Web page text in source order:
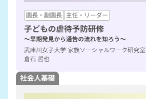
園長・副園長 主任・リーダー
子どもの虐待予防研修
～早期発見から通告の流れを知ろう～
武庫川女子大学 家族ソーシャルワーク研究室
倉石 哲也
社会人基礎